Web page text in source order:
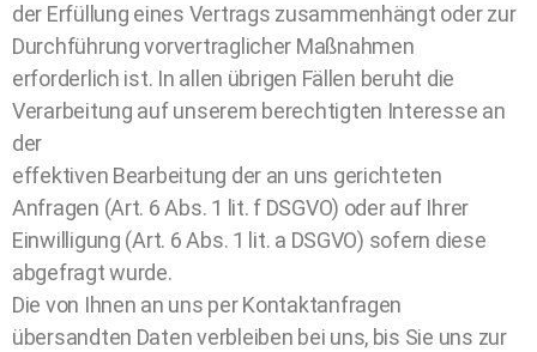
der Erfüllung eines Vertrags zusammenhängt oder zur
Durchführung vorvertraglicher Maßnahmen
erforderlich ist. In allen übrigen Fällen beruht die
Verarbeitung auf unserem berechtigten Interesse an
der
effektiven Bearbeitung der an uns gerichteten
Anfragen (Art. 6 Abs. 1 lit. f DSGVO) oder auf Ihrer
Einwilligung (Art. 6 Abs. 1 lit. a DSGVO) sofern diese
abgefragt wurde.
Die von Ihnen an uns per Kontaktanfragen
übersandten Daten verbleiben bei uns, bis Sie uns zur